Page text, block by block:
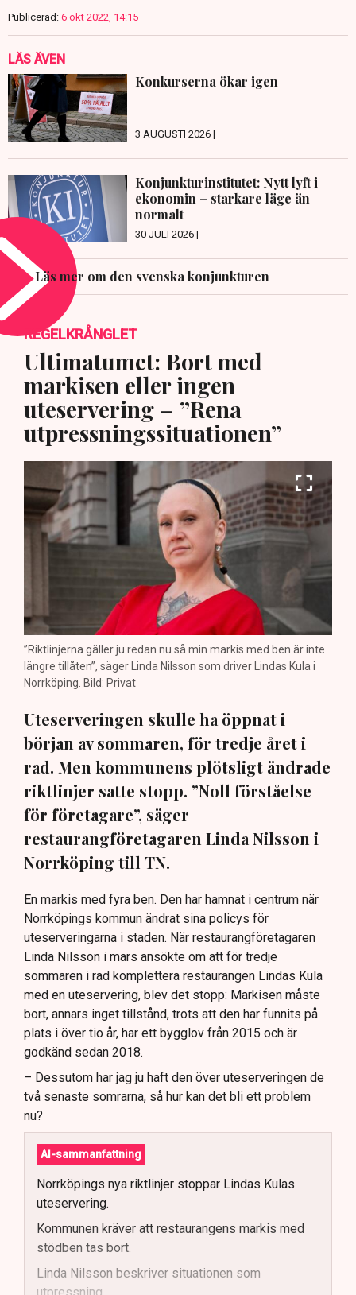
Publicerad: 6 okt 2022, 14:15
LÄS ÄVEN
Konkurserna ökar igen
3 AUGUSTI 2026 |
Konjunkturinstitutet: Nytt lyft i
ekonomin – starkare läge än
normalt
30 JULI 2026 |
Läs mer om den svenska konjunkturen
REGELKRÅNGLET
Ultimatumet: Bort med
markisen eller ingen
uteservering – ”Rena
utpressningssituationen”
”Riktlinjerna gäller ju redan nu så min markis med ben är inte
längre tillåten”, säger Linda Nilsson som driver Lindas Kula i
Norrköping. Bild: Privat
Uteserveringen skulle ha öppnat i
början av sommaren, för tredje året i
rad. Men kommunens plötsligt ändrade
riktlinjer satte stopp. ”Noll förståelse
för företagare”, säger
restaurangföretagaren Linda Nilsson i
Norrköping till TN.
En markis med fyra ben. Den har hamnat i centrum när
Norrköpings kommun ändrat sina policys för
uteserveringarna i staden. När restaurangföretagaren
Linda Nilsson i mars ansökte om att för tredje
sommaren i rad komplettera restaurangen Lindas Kula
med en uteservering, blev det stopp: Markisen måste
bort, annars inget tillstånd, trots att den har funnits på
plats i över tio år, har ett bygglov från 2015 och är
godkänd sedan 2018.
– Dessutom har jag ju haft den över uteserveringen de
två senaste somrarna, så hur kan det bli ett problem
nu?
AI-sammanfattning
Norrköpings nya riktlinjer stoppar Lindas Kulas
uteservering.
Kommunen kräver att restaurangens markis med
stödben tas bort.
Linda Nilsson beskriver situationen som